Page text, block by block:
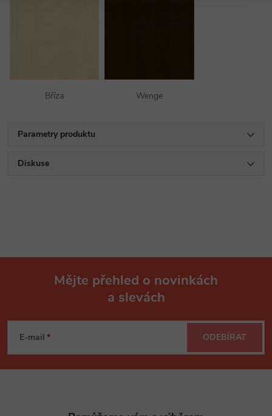
Bříza Wenge
Parametry produktu
Diskuse
p
Mějte přehled o novinkách
a slevách
E-mail ODEBÍRAT